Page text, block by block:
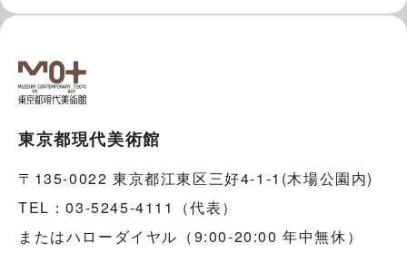
東京都現代美術館
〒135-0022 東京都江東区三好4-1-1(木場公園内)
TEL：03-5245-4111（代表）
またはハローダイヤル（9:00-20:00 年中無休）